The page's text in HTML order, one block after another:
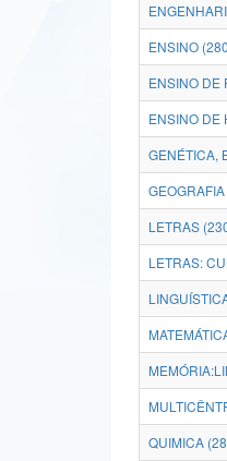
ENSINO
ENSINO DE
ENSINO DE
GENÉTICA,
LETRAS
LETRAS:
QUIMICA